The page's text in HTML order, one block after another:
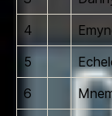
4
5
6